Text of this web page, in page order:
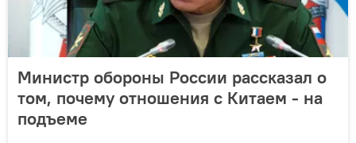
Министр обороны России рассказал о
том, почему отношения с Китаем - на
подъеме